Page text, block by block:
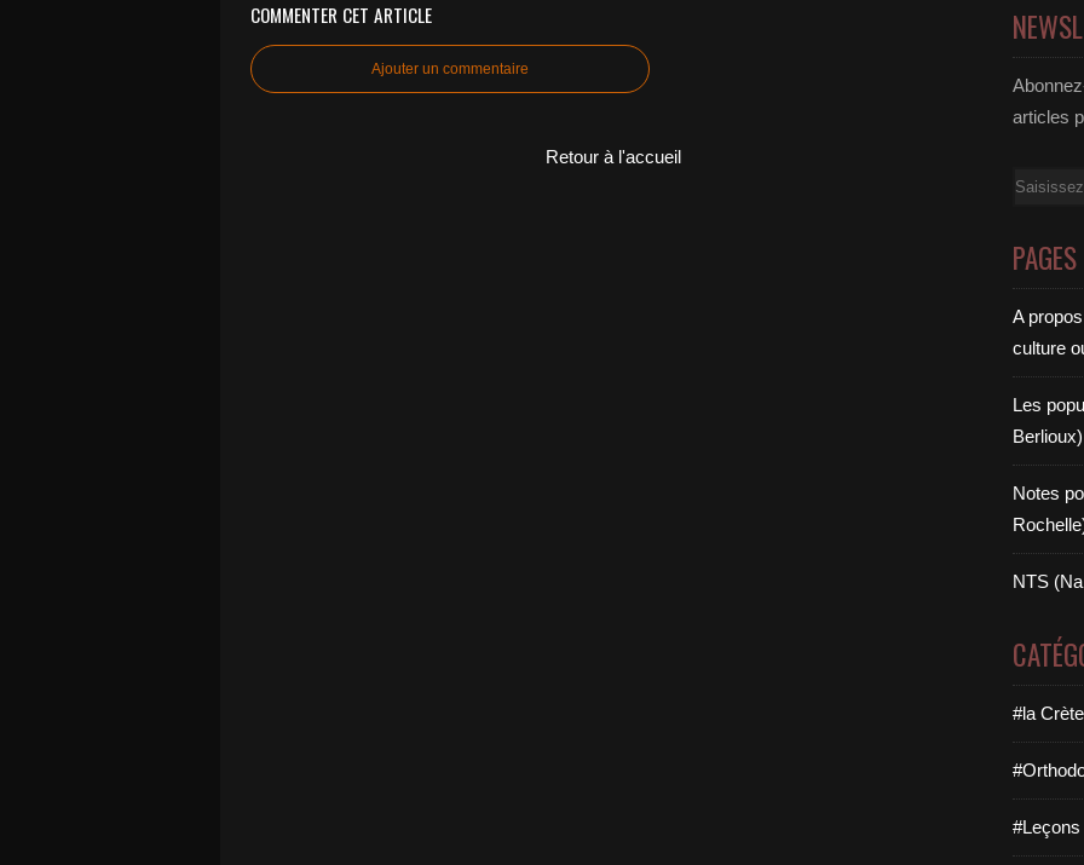
COMMENTER CET ARTICLE
Ajouter un commentaire
Retour à l'accueil
articles
Email
PAGES
A
culture
Les
Berlioux)
Notes
NTS
#la